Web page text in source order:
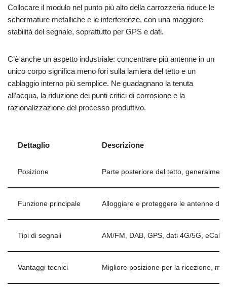
Collocare il modulo nel punto più alto della carrozzeria riduce le
schermature metalliche e le interferenze, con una maggiore
stabilità del segnale, soprattutto per GPS e dati.
C’è anche un aspetto industriale: concentrare più antenne in un
unico corpo significa meno fori sulla lamiera del tetto e un
cablaggio interno più semplice. Ne guadagnano la tenuta
all’acqua, la riduzione dei punti critici di corrosione e la
razionalizzazione del processo produttivo.
Dettaglio Descrizione
Posizione Parte posteriore del tetto,
Funzione principale Alloggiare e proteggere le antenne di
Tipi di segnali AM/FM, DAB, GPS, dati 4G/5G, eCall
Vantaggi tecnici Migliore posizione per la ricezione,